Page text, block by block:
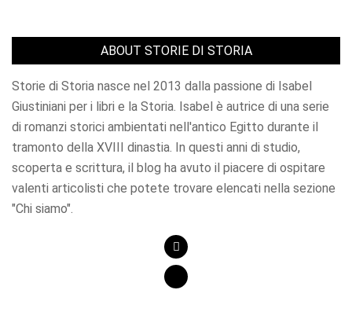
ABOUT STORIE DI STORIA
Storie di Storia nasce nel 2013 dalla passione di Isabel
Giustiniani per i libri e la Storia. Isabel è autrice di una serie
di romanzi storici ambientati nell'antico Egitto durante il
tramonto della XVIII dinastia. In questi anni di studio,
scoperta e scrittura, il blog ha avuto il piacere di ospitare
valenti articolisti che potete trovare elencati nella sezione
"Chi siamo".